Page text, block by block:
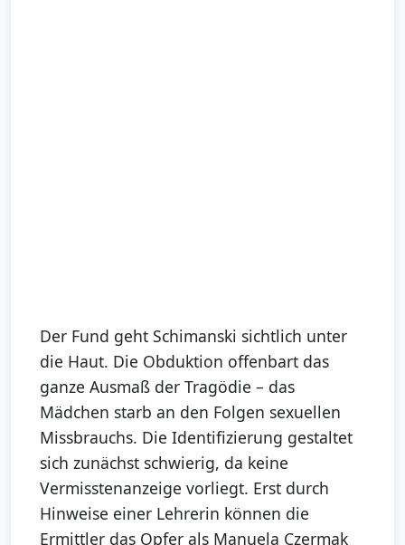
Der Fund geht Schimanski sichtlich unter
die Haut. Die Obduktion offenbart das
ganze Ausmaß der Tragödie – das
Mädchen starb an den Folgen sexuellen
Missbrauchs. Die Identifizierung gestaltet
sich zunächst schwierig, da keine
Vermisstenanzeige vorliegt. Erst durch
Hinweise einer Lehrerin können die
Ermittler das Opfer als Manuela Czermak